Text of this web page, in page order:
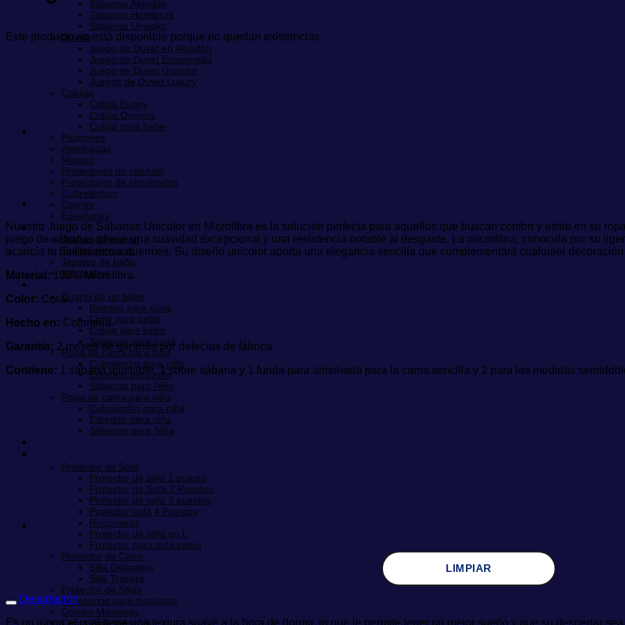
Sábanas Algodón
Sábanas Hoteleras
Sábanas Unicolor
Duvets
Juego de Duvet en Algodón
Juego de Duvet Estampado
Juego de Duvet Unicolor
Juegos de Duvet Luxury
Cobijas
Cobija Bunny
Cobija Ovejera
Cobija para bebe
Plumones
Almohadas
Mantas
Protectores de colchón
Protectores de almohadas
Cubrelechos
Cojines
Edredones
Toallas
Toallas de cuerpo
Toallas de mano
Tapetes de baño
Kits toallas
Cuarto de un bebe
Bumper para cuna
Cojín para bebé
Cobija para bebe
Sábanas para cuna
Ropa de cama para niño
Cubrelecho para niño
Edredon para niño
Sábanas para Niño
Ropa de cama para niña
Cubrelecho para niña
Edredon para niña
Sábanas para Niña
Protector de Sofá
Protector de sofá 1 puesto
Protector de Sofá 2 Puestos
Protector de sofá 3 puestos
Protector sofá 4 Puestos
Rinconeras
Protector de sofá en L
Protector para sofá cama
Protector de Carro
Silla Delantera
Silla Trasera
Protector de Sillas
Accesorios para mascotas
Combo Mascotas
Este producto no está disponible porque no quedan existencias.
Nuestro Juego de Sábanas Unicolor en Microfibra es la solución perfecta para aquellos que buscan confort y estilo en su
juego de sábanas ofrece una suavidad excepcional y una resistencia notable al desgaste. La microfibra, conocida por su
acaricia tu piel mientras duermes. Su diseño unicolor aporta una elegancia sencilla que complementará cualquier
Material:100% Microfibra.
Color: Coral.
Hecho en: Colombia.
Garantía: 2 meses de garantía por defectos de fábrica.
Contiene: 1 sábana ajustable, 1 sobre sábana y 1 funda para almohada para la cama sencilla y 2 para las medidas
LIMPIAR
Descripción
Es un juego el cual tiene una textura suave a la hora de dormir, lo que le permite tener un mejor sueño y que su despertar